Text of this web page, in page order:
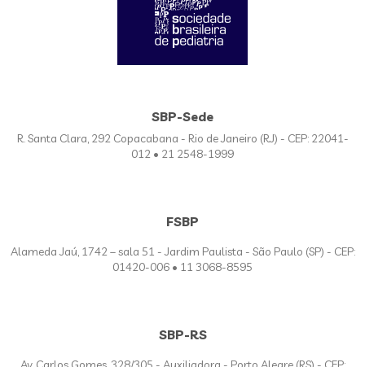
SBP-Sede
R. Santa Clara, 292 Copacabana - Rio de Janeiro (RJ) - CEP: 22041-
012 • 21 2548-1999
FSBP
Alameda Jaú, 1742 – sala 51 - Jardim Paulista - São Paulo (SP) - CEP:
01420-006 • 11 3068-8595
SBP-RS